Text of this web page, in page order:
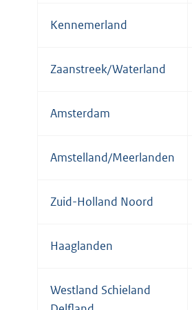
Kennemerland
Zaanstreek/Waterland
Amsterdam
Amstelland/Meerlanden
Zuid-Holland Noord
Haaglanden
Westland Schieland